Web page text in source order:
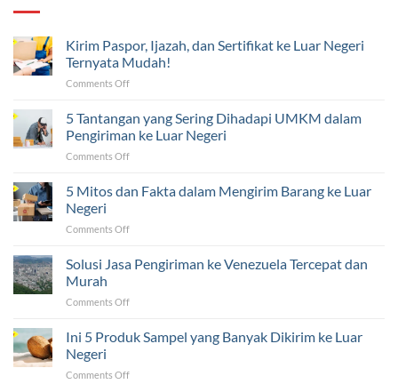
Kirim Paspor, Ijazah, dan Sertifikat ke Luar Negeri
Ternyata Mudah!
Comments Offon
Ijazah,
dan
Sertifikat
Luar
5 Tantangan yang Sering Dihadapi UMKM dalam
Pengiriman ke Luar Negeri
Comments Offon
Tantangan
yang
Dihadapi
dalam
Pengiriman
5 Mitos dan Fakta dalam Mengirim Barang ke Luar
Negeri
Comments Offon
Mitos
dan
dalam
Barang
Solusi Jasa Pengiriman ke Venezuela Tercepat dan
Murah
Comments Offon
Jasa
Pengiriman
Venezuela
Ini 5 Produk Sampel yang Banyak Dikirim ke Luar
Negeri
Comments Offon